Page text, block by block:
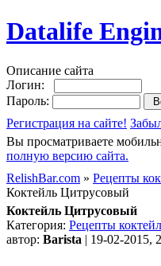
Datalife
Описание сайта
Логин:
Пароль:
Регистрация на сайте!
Вы просматриваете
полную версию сайта.
RelishBar.com » Рецепты
Коктейль Цитрусовый
Коктейль Цитрусовый
Категория: Рецепты
автор: Barista | 19-02-2015,